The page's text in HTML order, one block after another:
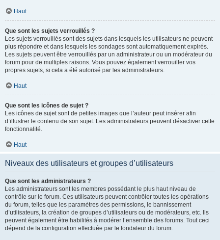
Haut
Que sont les sujets verrouillés ?
Les sujets verrouillés sont des sujets dans lesquels les utilisateurs ne peuvent
plus répondre et dans lesquels les sondages sont automatiquement expirés.
Les sujets peuvent être verrouillés par un administrateur ou un modérateur du
forum pour de multiples raisons. Vous pouvez également verrouiller vos
propres sujets, si cela a été autorisé par les administrateurs.
Haut
Que sont les icônes de sujet ?
Les icônes de sujet sont de petites images que l’auteur peut insérer afin
d’illustrer le contenu de son sujet. Les administrateurs peuvent désactiver cette
fonctionnalité.
Haut
Niveaux des utilisateurs et groupes d’utilisateurs
Que sont les administrateurs ?
Les administrateurs sont les membres possédant le plus haut niveau de
contrôle sur le forum. Ces utilisateurs peuvent contrôler toutes les opérations
du forum, telles que les paramètres des permissions, le bannissement
d’utilisateurs, la création de groupes d’utilisateurs ou de modérateurs, etc. Ils
peuvent également être habilités à modérer l’ensemble des forums. Tout ceci
dépend de la configuration effectuée par le fondateur du forum.